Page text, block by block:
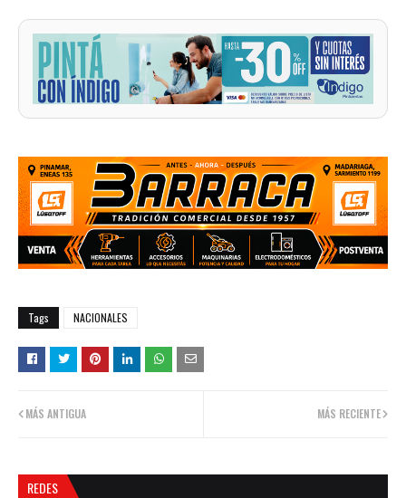
Tags NACIONALES
MÁS RECIENTE
MÁS ANTIGUA
REDES